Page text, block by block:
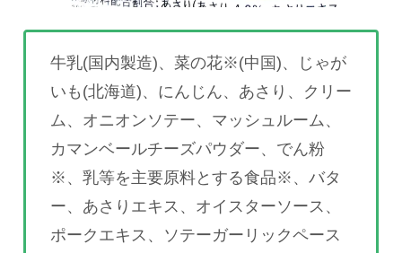
牛乳(国内製造)、菜の花※(中国)、じゃが
いも(北海道)、にんじん、あさり、クリー
ム、オニオンソテー、マッシュルーム、
カマンベールチーズパウダー、でん粉
※、乳等を主要原料とする食品※、バタ
ー、あさりエキス、オイスターソース、
ポークエキス、ソテーガーリックペース